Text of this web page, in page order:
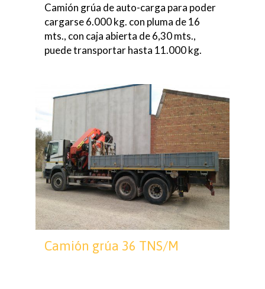
Camión grúa de auto-carga para poder
cargarse 6.000 kg. con pluma de 16
mts., con caja abierta de 6,30 mts.,
puede transportar hasta 11.000 kg.
Camión grúa 36 TNS/M